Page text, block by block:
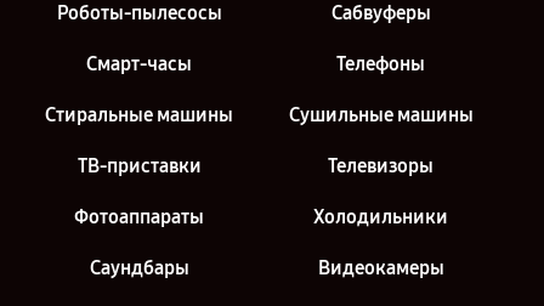
Роботы-пылесосы Сабвуферы
Смарт-часы Телефоны
Стиральные машины Сушильные машины
ТВ-приставки Телевизоры
Фотоаппараты Холодильники
Саундбары Видеокамеры